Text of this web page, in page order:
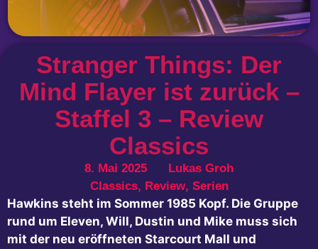
Stranger Things: Der
Mind Flayer ist zurück –
Staffel 3 – Review
Classics
8. Mai 2025
Lukas Groh
Classics, Review, Serien
Hawkins steht im Sommer 1985 Kopf. Die Gruppe
rund um Eleven, Will, Dustin und Mike muss sich
mit der neu eröffneten Starcourt Mall und